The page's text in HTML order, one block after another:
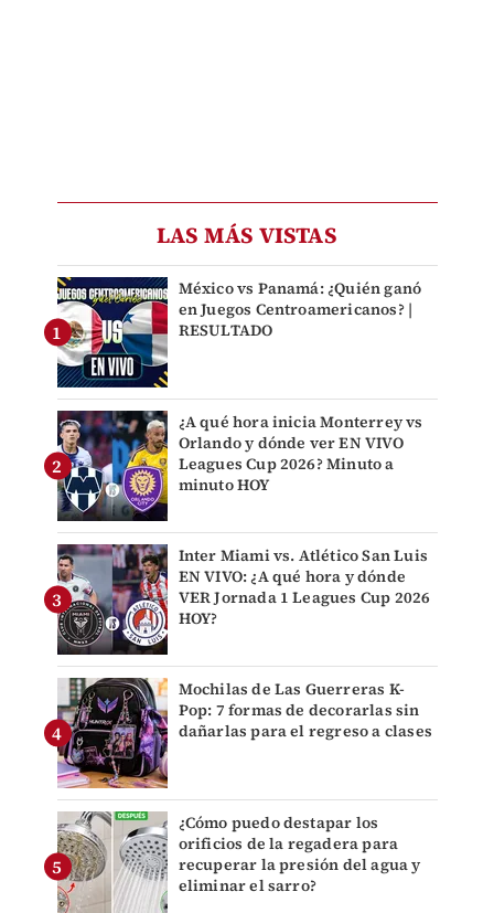
LAS MÁS VISTAS
México vs Panamá: ¿Quién ganó
en Juegos Centroamericanos? |
RESULTADO
¿A qué hora inicia Monterrey vs
Orlando y dónde ver EN VIVO
Leagues Cup 2026? Minuto a
minuto HOY
Inter Miami vs. Atlético San Luis
EN VIVO: ¿A qué hora y dónde
VER Jornada 1 Leagues Cup 2026
HOY?
Mochilas de Las Guerreras K-
Pop: 7 formas de decorarlas sin
dañarlas para el regreso a clases
¿Cómo puedo destapar los
orificios de la regadera para
recuperar la presión del agua y
eliminar el sarro?